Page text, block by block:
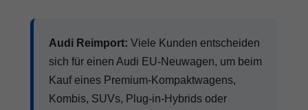
Audi Reimport: Viele Kunden entscheiden
sich für einen Audi EU-Neuwagen, um beim
Kauf eines Premium-Kompaktwagens,
Kombis, SUVs, Plug-in-Hybrids oder